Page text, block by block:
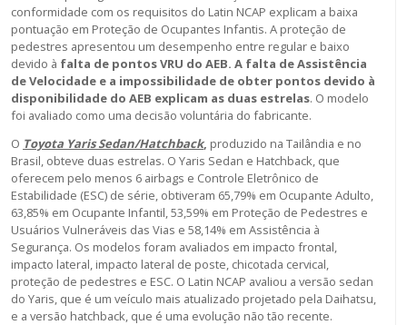
conformidade com os requisitos do Latin NCAP explicam a baixa
pontuação em Proteção de Ocupantes Infantis. A proteção de
pedestres apresentou um desempenho entre regular e baixo
devido à falta de pontos VRU do AEB. A falta de Assistência
de Velocidade e a impossibilidade de obter pontos devido à
disponibilidade do AEB explicam as duas estrelas. O modelo
foi avaliado como uma decisão voluntária do fabricante.
O Toyota Yaris Sedan/Hatchback, produzido na Tailândia e no
Brasil, obteve duas estrelas. O Yaris Sedan e Hatchback, que
oferecem pelo menos 6 airbags e Controle Eletrônico de
Estabilidade (ESC) de série, obtiveram 65,79% em Ocupante Adulto,
63,85% em Ocupante Infantil, 53,59% em Proteção de Pedestres e
Usuários Vulneráveis das Vias e 58,14% em Assistência à
Segurança. Os modelos foram avaliados em impacto frontal,
impacto lateral, impacto lateral de poste, chicotada cervical,
proteção de pedestres e ESC. O Latin NCAP avaliou a versão sedan
do Yaris, que é um veículo mais atualizado projetado pela Daihatsu,
e a versão hatchback, que é uma evolução não tão recente.